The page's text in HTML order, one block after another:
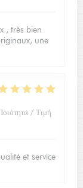
, très bien
une
/ Τιμή
et service